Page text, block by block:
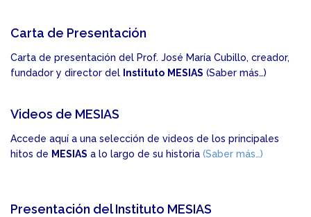
Carta de Presentación
Carta de presentación del Prof. José María Cubillo, creador,
fundador y director del Instituto MESIAS (Saber más…)
Videos de MESIAS
Accede aquí a una selección de videos de los principales
hitos de MESIAS a lo largo de su historia (Saber más…)
Presentación del Instituto MESIAS